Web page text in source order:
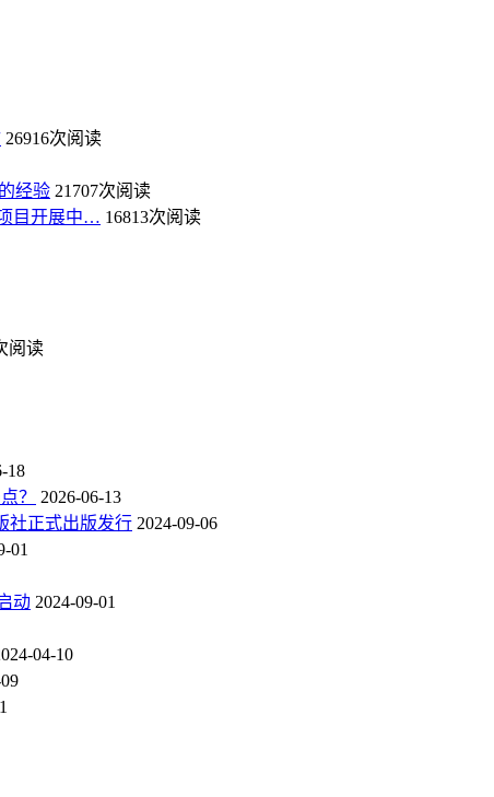
26916次阅读
经验 21707次阅读
目开展中… 16813次阅读
阅读
18
？
2026-06-13
社正式出版发行 2024-09-06
01
动 2024-09-01
04-10